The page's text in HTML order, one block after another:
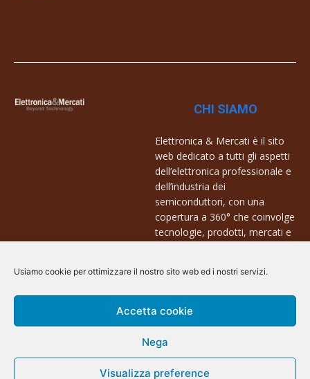
Usiamo cookie per ottimizzare il nostro sito web ed i nostri servizi.
Accetta cookie
Nega
Visualizza preference
CHI SIAMO
Elettronica & Mercati è il sito
web dedicato a tutti gli aspetti
dell’elettronica professionale e
dell’industria dei
semiconduttori, con una
copertura a 360° che coinvolge
tecnologie, prodotti, mercati e
Contatti:
info@arscommunication.it
@ArsCommunication 2023